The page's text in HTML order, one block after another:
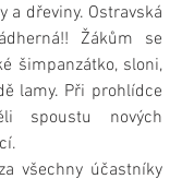
a dřeviny. Ostravská
Žákům se
šimpanzátko, sloni,
lamy. Při prohlídce
spoustu nových